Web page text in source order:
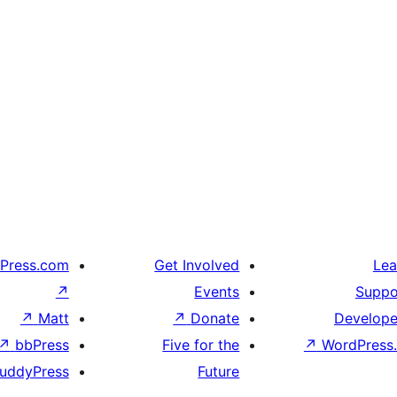
↗
Get Involved
Events
Donate
↗
Five for the
Future
↗
Matt
↗
bbPress